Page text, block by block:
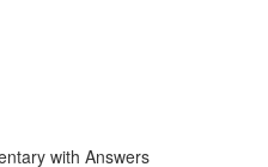
with Answers